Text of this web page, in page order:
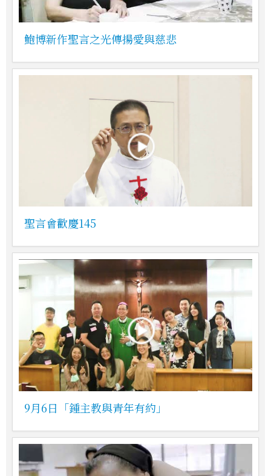
鮑博新作聖言之光傳揚愛與慈悲
聖言會歡慶145
9月6日「鍾主教與青年有約」